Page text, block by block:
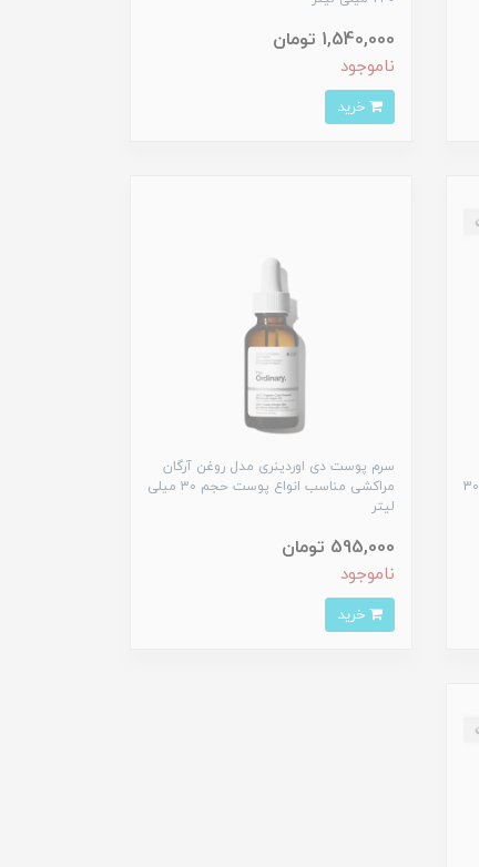
1,540,000 تومان
ناموجود
خرید
گلوکوزاید 12% مناسب انواع پوست حجم 30
سرم پوست دی اوردینری مدل روغن آرگان
مراکشی مناسب انواع پوست حجم 30 میلی
لیتر
595,000 تومان
ناموجود
خرید